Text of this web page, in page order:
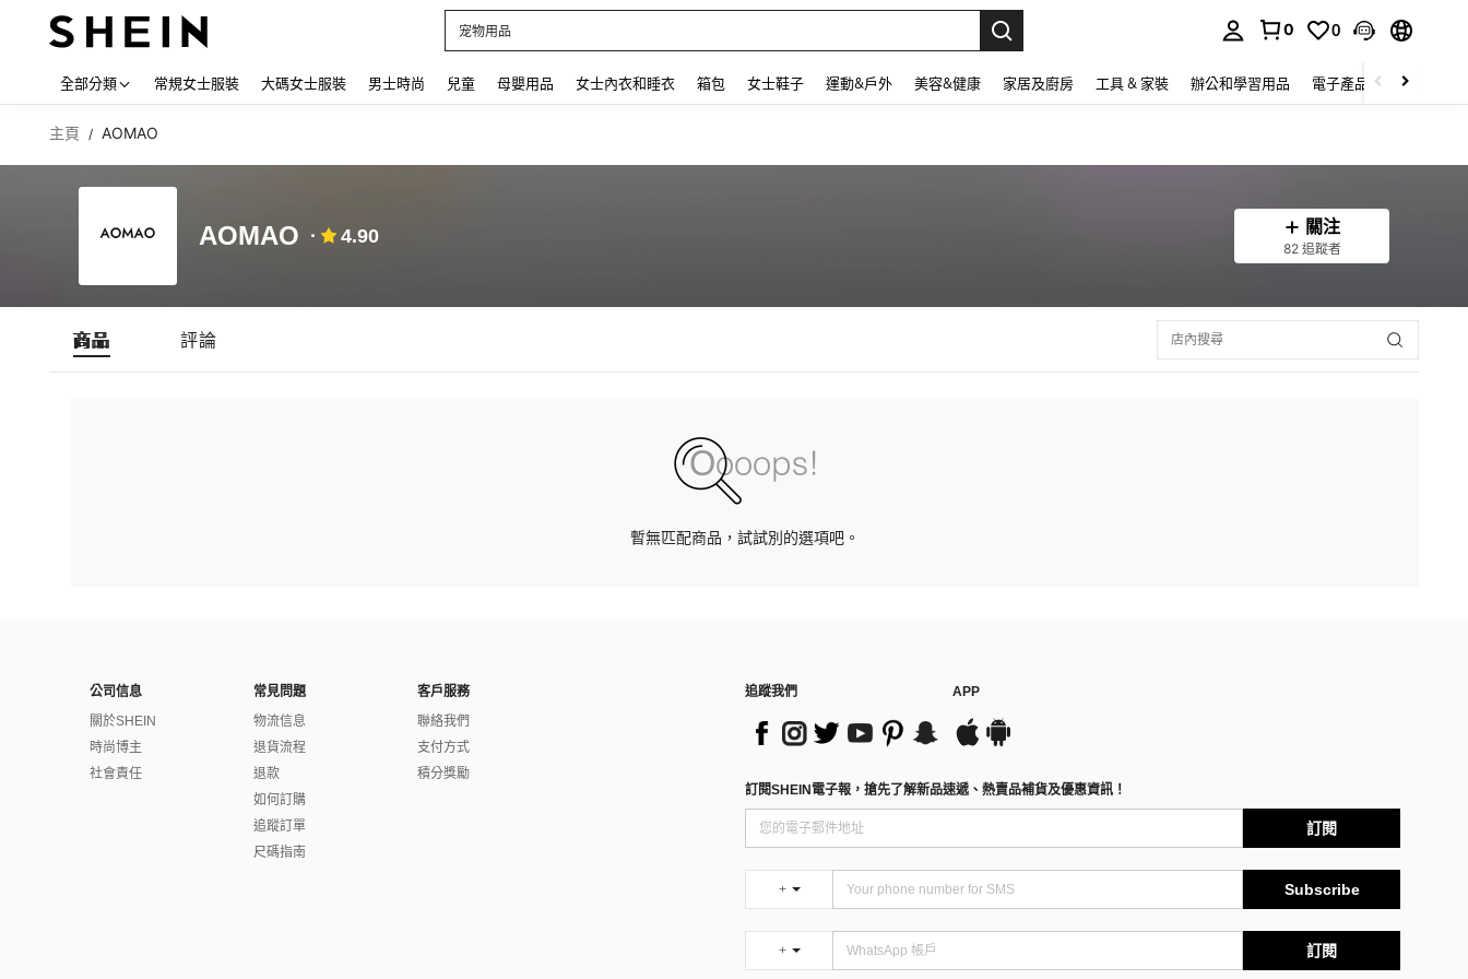
宠物用品
0 0
全部分類 常規女士服裝 大碼女士服裝 男士時尚 兒童 母嬰用品 女士內衣和睡衣 箱包 女士鞋子 運動&戶外 美容&健康 家居及廚房 工具 & 家裝 辦公和學習用品 電子產品 玩具
主頁 / AOMAO
AOMAO 4.90 關注
82 追蹤者
商品 評論
暫無匹配商品，試試別的選項吧。
公司信息
關於SHEIN
時尚博主
社會責任
常見問題
物流信息
退貨流程
退款
如何訂購
追蹤訂單
尺碼指南
客戶服務
聯絡我們
支付方式
積分獎勵
追蹤我們 APP
訂閱SHEIN電子報，搶先了解新品速遞、熱賣品補貨及優惠資訊！
訂閱
+ Subscribe
+ 訂閱